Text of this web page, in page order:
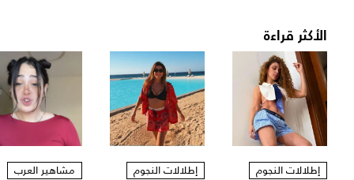
الأكثر قراءة
إطلالات النجوم إطلالات النجوم مشاهير العرب